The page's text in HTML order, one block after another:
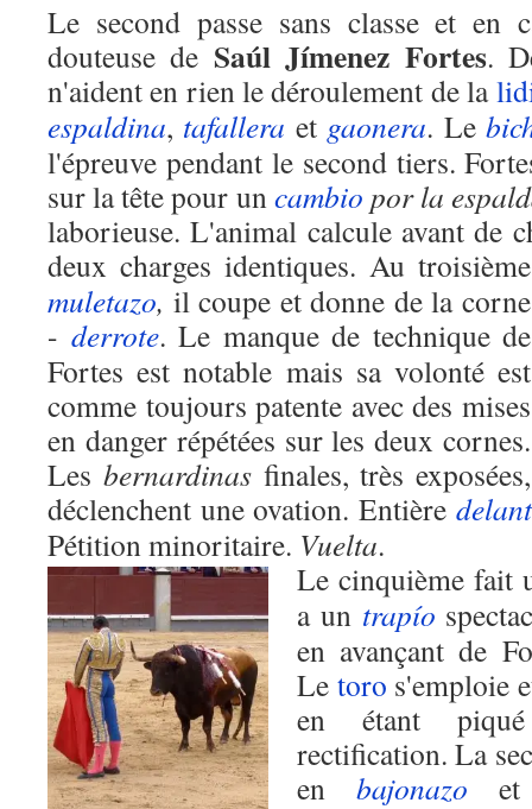
Le second passe sans classe et en
douteuse de Saúl Jímenez Fortes.
n'aident en rien le déroulement de la
espaldina, tafallera et gaonera. Le
l'épreuve pendant le second tiers.
sur la tête pour uncambio por la
laborieuse. L'animal calcule avant de
deux charges identiques. Au troisième
muletazo, il coupe et donne de la corne
- derrote. Le manque de technique de
Fortes est notable mais sa volonté est
comme toujours patente avec des mises
en danger répétées sur les deux cornes.
Les bernardinasfinales, très exposées,
déclenchent une ovation. Entière
Pétition minoritaire. Vuelta.
Le cinquième fait
a un trapío
en avançant de
Le toro s'emploie
en étant
rectification. La
en bajonazo et